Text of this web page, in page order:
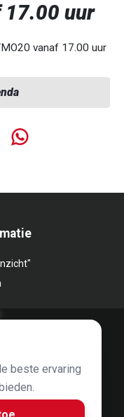
17.00 uur
vanaf 17.00 uur
door
beste ervaring